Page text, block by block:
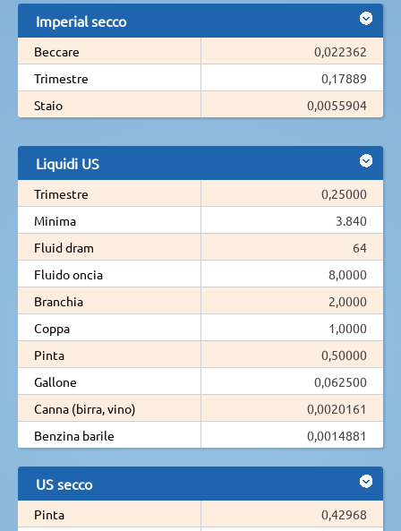
Imperial secco
Beccare
0,022362
Trimestre
0,17889
Staio
0,0055904
Liquidi US
Trimestre
0,25000
Minima
3.840
Fluid dram
64
Fluido oncia
8,0000
Branchia
2,0000
Coppa
1,0000
Pinta
0,50000
Gallone
0,062500
Canna (birra, vino)
0,0020161
Benzina barile
0,0014881
US secco
Pinta
0,42968